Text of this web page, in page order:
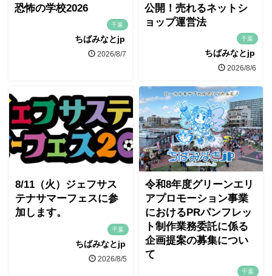
恐怖の学校2026
千葉
ちばみなとjp
2026/8/7
公開！売れるネットシ
ョップ運営法
千葉
ちばみなとjp
2026/8/6
8/11（火）ジェフサス
テナサマーフェスに参
加します。
千葉
ちばみなとjp
2026/8/5
令和8年度グリーンエリ
アプロモーション事業
におけるPRパンフレッ
ト制作業務委託に係る
企画提案の募集につい
て
千葉